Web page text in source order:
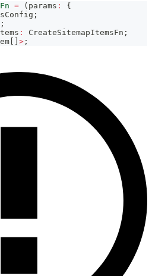
= ( params :
{
;
;
: CreateSitemapItemsFn ;
> ;